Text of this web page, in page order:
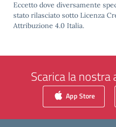
Eccetto dove diversamente
stato rilasciato sotto Licenza
Attribuzione 4.0 Italia.
Scarica la
App Store